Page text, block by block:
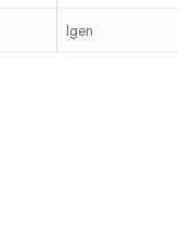
Igen